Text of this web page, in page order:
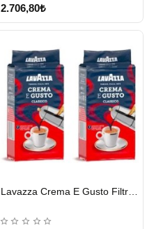
2.706,80₺
GÖNDERİ
Lavazza Crema E Gusto Filtre Kahve 250 G X 2